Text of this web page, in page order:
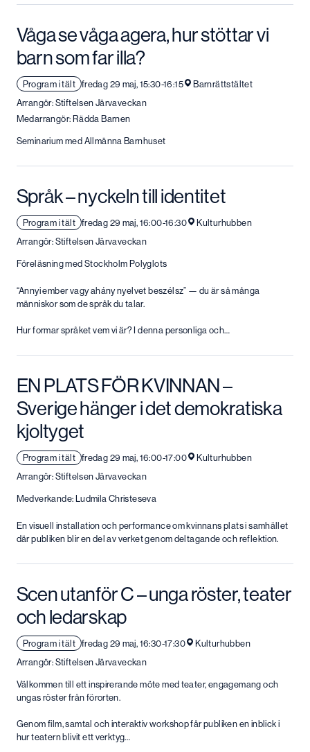
Våga se våga agera, hur stöttar vi
barn som far illa?
Program i tält fredag 29 maj, 15:30-16:15
Barnrättstältet
Arrangör: Stiftelsen Järvaveckan
Medarrangör: Rädda Barnen
Seminarium med Allmänna Barnhuset
Språk – nyckeln till identitet
Program i tält fredag 29 maj, 16:00-16:30
Kulturhubben
Arrangör: Stiftelsen Järvaveckan
Föreläsning med Stockholm Polyglots
“Annyi ember vagy ahány nyelvet beszélsz” — du är så många
människor som de språk du talar.
Hur formar språket vem vi är? I denna personliga och…
EN PLATS FÖR KVINNAN –
Sverige hänger i det demokratiska
kjoltyget
Program i tält fredag 29 maj, 16:00-17:00
Kulturhubben
Arrangör: Stiftelsen Järvaveckan
Medverkande: Ludmila Christeseva
En visuell installation och performance om kvinnans plats i samhället
där publiken blir en del av verket genom deltagande och reflektion.
Scen utanför C – unga röster, teater
och ledarskap
Program i tält fredag 29 maj, 16:30-17:30
Kulturhubben
Arrangör: Stiftelsen Järvaveckan
Välkommen till ett inspirerande möte med teater, engagemang och
ungas röster från förorten.
Genom film, samtal och interaktiv workshop får publiken en inblick i
hur teatern blivit ett verktyg…